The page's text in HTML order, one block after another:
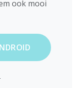
ook mooi